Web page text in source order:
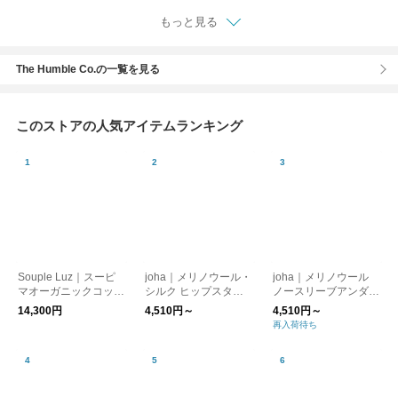
もっと見る
The Humble Co.の一覧を見る
このストアの人気アイテムランキング
Souple Luz｜スーピ
マオーガニックコット
ン ストレートネック
ブラパットキャミソー
14,300円
joha｜メリノウール・
シルク ヒップスター
（ショーツ）
4,510円～
joha｜メリノウール
ノースリーブアンダー
シャツ（タンクトッ
プ）／リブK
4,510円～
再入荷待ち